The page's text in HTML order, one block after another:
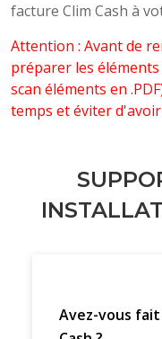
facture Clim Cash à
Attention : Avant de
préparer les éléments
scan éléments en
temps et éviter
Avez-vous